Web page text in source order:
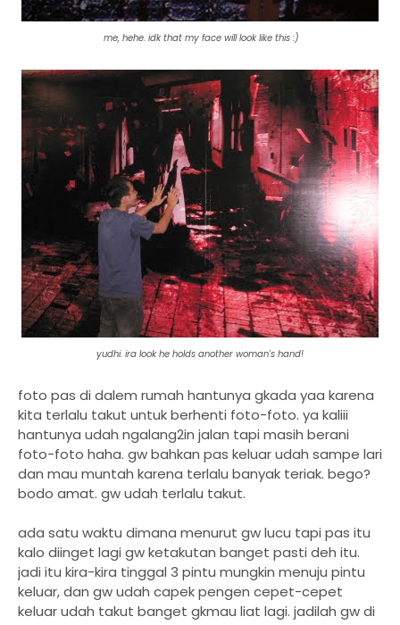
me, hehe. idk that my face will look like this :)
yudhi. ira look he holds another woman's hand!
foto pas di dalem rumah hantunya gkada yaa karena
kita terlalu takut untuk berhenti foto-foto. ya kaliii
hantunya udah ngalang2in jalan tapi masih berani
foto-foto haha. gw bahkan pas keluar udah sampe lari
dan mau muntah karena terlalu banyak teriak. bego?
bodo amat. gw udah terlalu takut.
ada satu waktu dimana menurut gw lucu tapi pas itu
kalo diinget lagi gw ketakutan banget pasti deh itu.
jadi itu kira-kira tinggal 3 pintu mungkin menuju pintu
keluar, dan gw udah capek pengen cepet-cepet
keluar udah takut banget gkmau liat lagi. jadilah gw di